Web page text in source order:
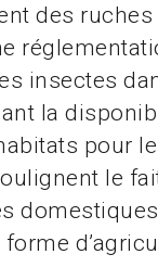
des ruches
insectes
la
pour
le
forme